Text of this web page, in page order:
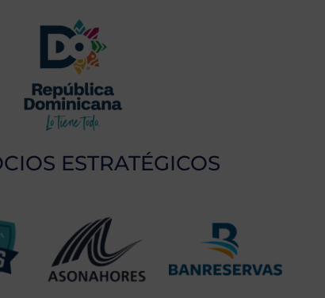
ESTRATÉGICOS